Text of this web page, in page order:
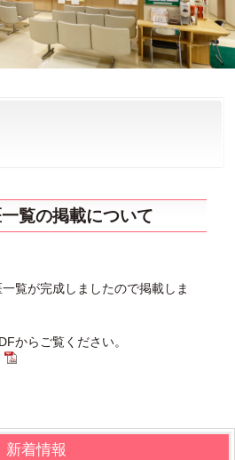
覧の掲載について
覧が完成しましたので掲載しま
からご覧ください。
新着情報